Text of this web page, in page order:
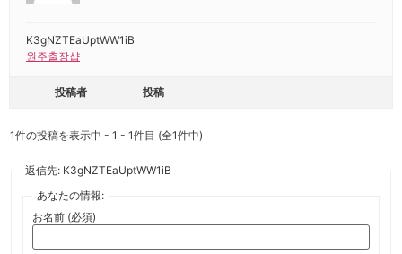
K3gNZTEaUptWW1iB
원주출장샵
投稿者 投稿
1件の投稿を表示中 - 1 - 1件目 (全1件中)
返信先: K3gNZTEaUptWW1iB
あなたの情報:
お名前 (必須)